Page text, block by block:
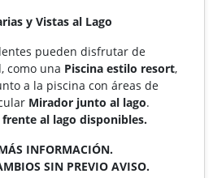
y Vistas al Lago
pueden disfrutar de
como una Piscina estilo resort,
a la piscina con áreas de
Mirador junto al lago.
al lago disponibles.
INFORMACIÓN.
SIN PREVIO AVISO.